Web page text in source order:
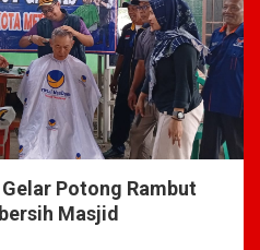
Potong Rambut
Masjid